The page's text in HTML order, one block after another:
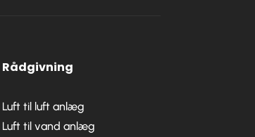
Rådgivning
Luft til luft anlæg
Luft til vand anlæg